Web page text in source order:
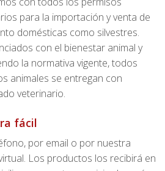
para la importación y venta de
domésticas como silvestres.
con el bienestar animal y
la normativa vigente, todos
animales se entregan con
veterinario.
fácil
por email o por nuestra
Los productos los recibirá en